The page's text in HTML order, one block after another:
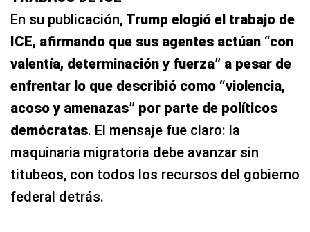
En su publicación, Trump elogió el trabajo de
ICE, afirmando que sus agentes actúan “con
valentía, determinación y fuerza” a pesar de
enfrentar lo que describió como “violencia,
acoso y amenazas” por parte de políticos
demócratas. El mensaje fue claro: la
maquinaria migratoria debe avanzar sin
titubeos, con todos los recursos del gobierno
federal detrás.